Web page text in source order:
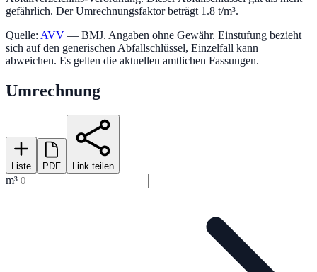
gefährlich. Der Umrechnungsfaktor beträgt 1.8 t/m³.
Quelle: AVV — BMJ. Angaben ohne Gewähr. Einstufung bezieht
sich auf den generischen Abfallschlüssel, Einzelfall kann
abweichen. Es gelten die aktuellen amtlichen Fassungen.
Umrechnung
Liste PDF Link teilen
m³